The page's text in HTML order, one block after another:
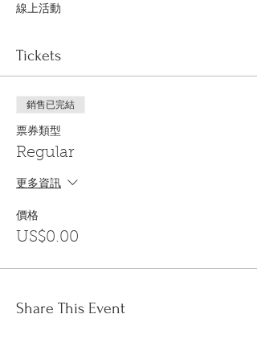
線上活動
Tickets
銷售已完結
票券類型
Regular
更多資訊
價格
US$0.00
Share This Event